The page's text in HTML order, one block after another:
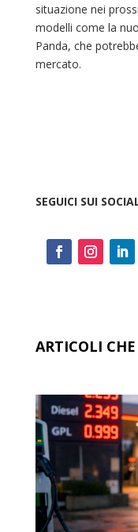
situazione nei
modelli come la
Panda, che
mercato.
SEGUICI SUI
ARTICOLI